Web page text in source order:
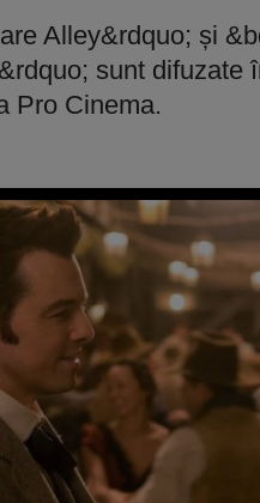
Alley&rdquo; și
sunt difuzate
Pro Cinema.